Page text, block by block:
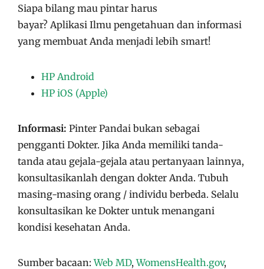
Siapa bilang mau pintar harus
bayar? Aplikasi Ilmu pengetahuan dan informasi
yang membuat Anda menjadi lebih smart!
HP Android
HP iOS (Apple)
Informasi: Pinter Pandai bukan sebagai
pengganti Dokter. Jika Anda memiliki tanda-
tanda atau gejala-gejala atau pertanyaan lainnya,
konsultasikanlah dengan dokter Anda. Tubuh
masing-masing orang / individu berbeda. Selalu
konsultasikan ke Dokter untuk menangani
kondisi kesehatan Anda.
Sumber bacaan:Web MD,WomensHealth.gov,